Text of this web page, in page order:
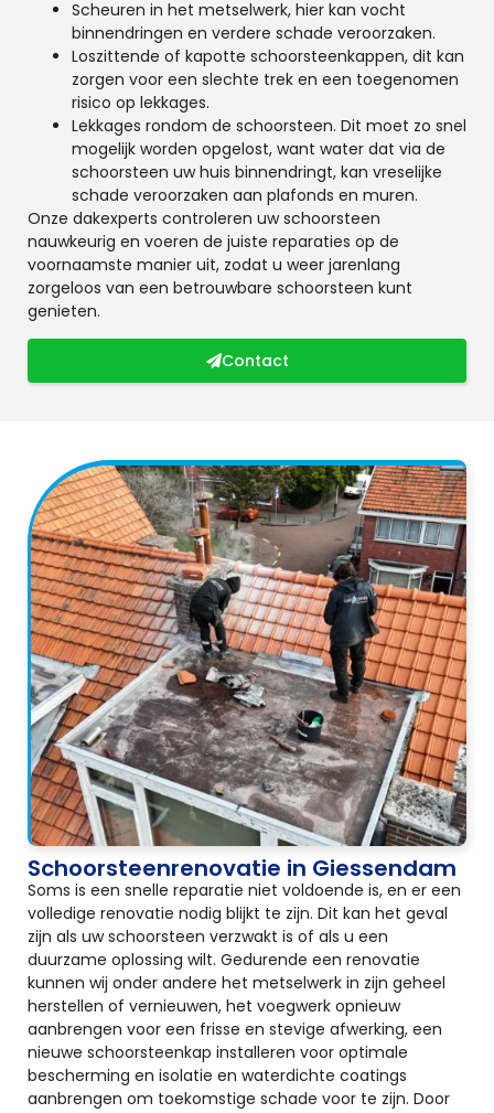
Scheuren in het metselwerk, hier kan vocht
binnendringen en verdere schade veroorzaken.
Loszittende of kapotte schoorsteenkappen, dit kan
zorgen voor een slechte trek en een toegenomen
risico op lekkages.
Lekkages rondom de schoorsteen. Dit moet zo snel
mogelijk worden opgelost, want water dat via de
schoorsteen uw huis binnendringt, kan vreselijke
schade veroorzaken aan plafonds en muren.
Onze dakexperts controleren uw schoorsteen
nauwkeurig en voeren de juiste reparaties op de
voornaamste manier uit, zodat u weer jarenlang
zorgeloos van een betrouwbare schoorsteen kunt
genieten.
Contact
Schoorsteenrenovatie in Giessendam
Soms is een snelle reparatie niet voldoende is, en er een
volledige renovatie nodig blijkt te zijn. Dit kan het geval
zijn als uw schoorsteen verzwakt is of als u een
duurzame oplossing wilt. Gedurende een renovatie
kunnen wij onder andere het metselwerk in zijn geheel
herstellen of vernieuwen, het voegwerk opnieuw
aanbrengen voor een frisse en stevige afwerking, een
nieuwe schoorsteenkap installeren voor optimale
bescherming en isolatie en waterdichte coatings
aanbrengen om toekomstige schade voor te zijn. Door